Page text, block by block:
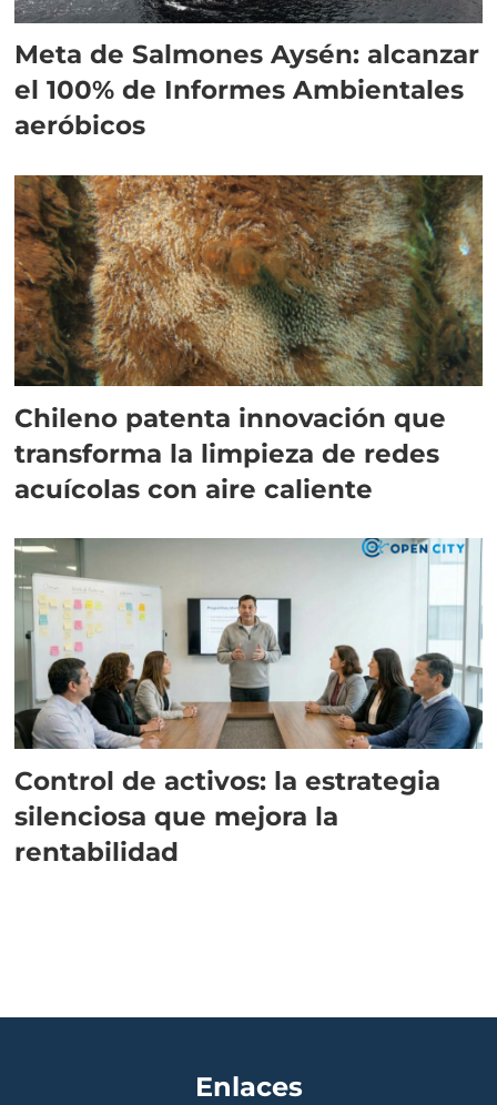
Meta de Salmones Aysén: alcanzar
el 100% de Informes Ambientales
aeróbicos
Chileno patenta innovación que
transforma la limpieza de redes
acuícolas con aire caliente
Control de activos: la estrategia
silenciosa que mejora la
rentabilidad
Enlaces